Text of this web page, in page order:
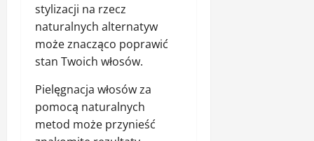
stylizacji na rzecz
naturalnych alternatyw
może znacząco poprawić
stan Twoich włosów.
Pielęgnacja włosów za
pomocą naturalnych
metod może przynieść